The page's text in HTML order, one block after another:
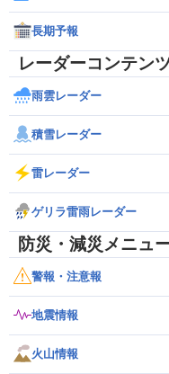
長期予報
レーダーコンテン
雨雲レーダー
積雪レーダー
雷レーダー
ゲリラ雷雨レーダー
防災・減災メニュ
警報・注意報
地震情報
火山情報